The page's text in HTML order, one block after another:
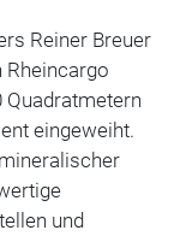
Reiner Breuer
Rheincargo
Quadratmetern
eingeweiht.
und